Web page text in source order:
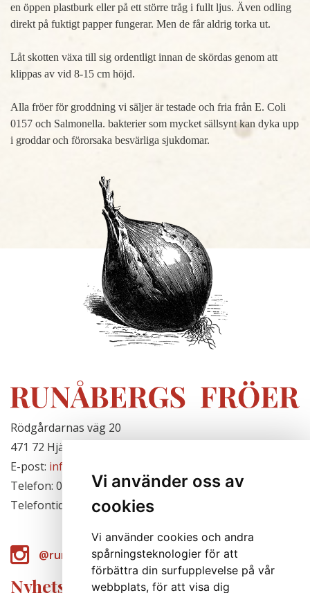
Vi använder oss av
cookies
Vi använder cookies och andra
spårningsteknologier för att
förbättra din surfupplevelse på vår
webbplats, för att visa dig
en öppen plastburk eller på ett större tråg i fullt ljus. Även odling
direkt på fuktigt papper fungerar. Men de får aldrig torka ut.
Låt skotten växa till sig ordentligt innan de skördas genom att
klippas av vid 8-15 cm höjd.
Alla fröer för groddning vi säljer är testade och fria från E. Coli
0157 och Salmonella. bakterier som mycket sällsynt kan dyka upp
i groddar och förorsaka besvärliga sjukdomar.
Rödgårdarnas väg 20
471 72 Hjälteby, Sverige
E-post: info@runabergsfroer.se
Telefon: 0303-777140
Telefontid: Stängt för säsongen
@runabergsfroer
Nyhetsbrev